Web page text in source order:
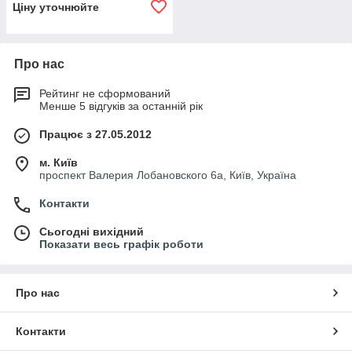
Ціну уточнюйте
Про нас
Рейтинг не сформований
Менше 5 відгуків за останній рік
Працює з 27.05.2012
м. Київ
проспект Валерия Лобановского 6а, Київ, Україна
Контакти
Сьогодні вихідний
Показати весь графік роботи
Про нас
Контакти